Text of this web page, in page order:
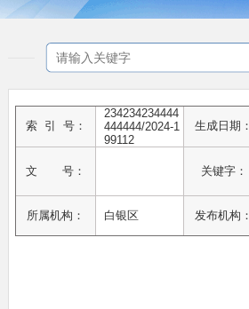
索 引 号：
234234234444
444444/2024-1
99112
生成日期：
文 号： 关键字：
所属机构： 白银区 发布机构：